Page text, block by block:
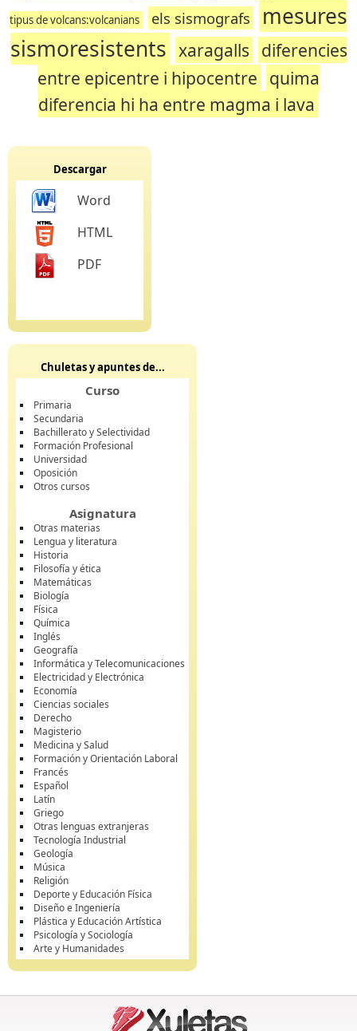
tipus de volcans:volcanians els sismografs
mesures
sismoresistents xaragalls diferencies
entre epicentre i hipocentre quima
diferencia hi ha entre magma i lava
Descargar
Word
HTML
PDF
Chuletas y apuntes de...
Curso
Primaria
Secundaria
Bachillerato y Selectividad
Formación Profesional
Universidad
Oposición
Otros cursos
Asignatura
Otras materias
Lengua y literatura
Historia
Filosofía y ética
Matemáticas
Biología
Física
Química
Inglés
Geografía
Informática y Telecomunicaciones
Electricidad y Electrónica
Economía
Ciencias sociales
Derecho
Magisterio
Medicina y Salud
Formación y Orientación Laboral
Francés
Español
Latín
Griego
Otras lenguas extranjeras
Tecnología Industrial
Geología
Música
Religión
Deporte y Educación Física
Diseño e Ingeniería
Plástica y Educación Artística
Psicología y Sociología
Arte y Humanidades